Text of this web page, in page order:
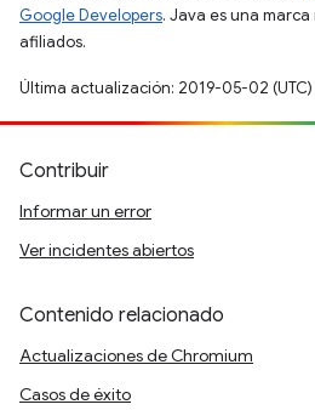
Google Developers. Java es una
afiliados.
Última actualización: 2019-05-02 (UTC)
Contribuir
Informar un error
Ver incidentes abiertos
Contenido relacionado
Actualizaciones de Chromium
Casos de éxito